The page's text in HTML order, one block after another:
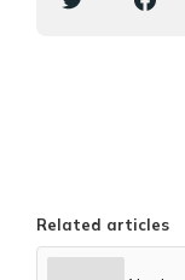
Related articles